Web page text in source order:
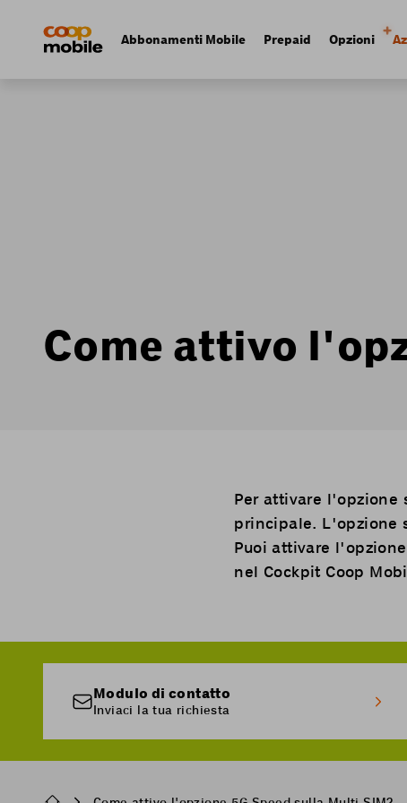
Navigation
principale
Abbonamenti Mobile Prepaid Opzioni
Come attivo
Per attivare l'opzione
principale. L'opzione
Puoi attivare
nel Cockpit Coop
Modulo di contatto
Inviaci la tua richiesta
Breadcrumb